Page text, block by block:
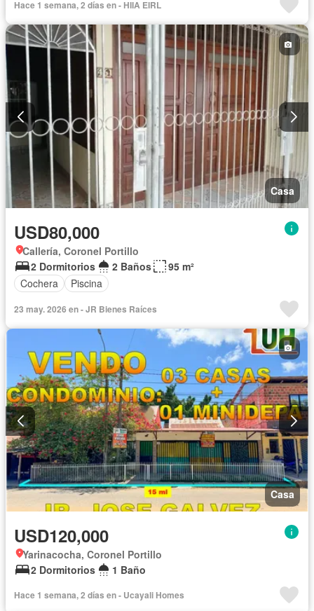
Hace 1 semana, 2 días en - HIIA EIRL
Casa
USD80,000
Callería, Coronel Portillo
2 Dormitorios
2 Baños
95 m²
Cochera
Piscina
23 may. 2026 en - JR Bienes Raíces
Casa
USD120,000
Yarinacocha, Coronel Portillo
2 Dormitorios
1 Baño
Hace 1 semana, 2 días en - Ucayali Homes